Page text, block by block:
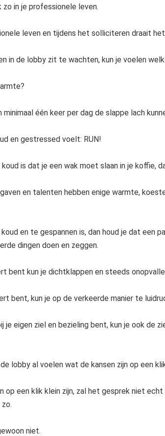
zo in je professionele leven.
leven en tijdens het solliciteren draait
in de lobby zit te wachten, kun je voelen
minimaal één keer per dag de slappe lach
en gestressed voelt: RUN!
is dat je een wak moet slaan in je koffie,
en talenten hebben enige warmte,
en te gespannen is, dan houd je dat een
dingen doen en zeggen.
bent kun je dichtklappen en steeds
bent, kun je op de verkeerde manier te
je eigen ziel en bezieling bent, kun je ook de
de lobby al voelen wat de kansen zijn op een
op een klik klein zijn, zal het gesprek niet
niet.